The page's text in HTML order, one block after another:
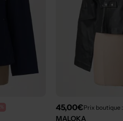
45,00€Prix boutique :
MALOKA